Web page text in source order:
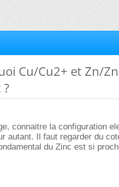
Cu/Cu2+ et Zn/
connaitre la configuration
autant. Il faut regarder du
du Zinc est si